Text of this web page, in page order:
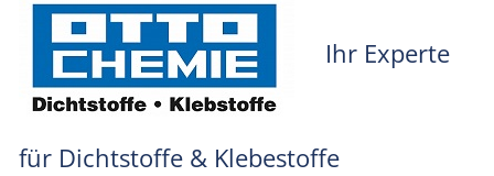
Ihr Experte
für Dichtstoffe & Klebestoffe